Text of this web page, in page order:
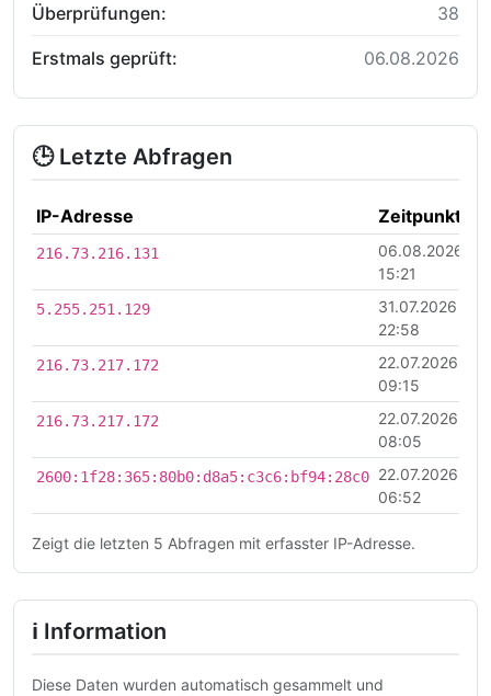
Überprüfungen: 38
Erstmals geprüft: 06.08.2026
🕒 Letzte Abfragen
IP-Adresse Zeitpunkt
216.73.216.131
06.08.2026
15:21
5.255.251.129
31.07.2026
22:58
216.73.217.172
22.07.2026
09:15
216.73.217.172
22.07.2026
08:05
2600:1f28:365:80b0:d8a5:c3c6:bf94:28c0 22.07.2026
06:52
Zeigt die letzten 5 Abfragen mit erfasster IP-Adresse.
ℹ Information
Diese Daten wurden automatisch gesammelt und